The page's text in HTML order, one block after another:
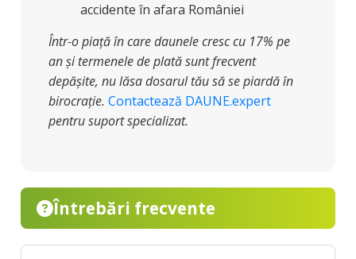
accidente în afara României
Într-o piață în care daunele cresc cu 17% pe
an și termenele de plată sunt frecvent
depășite, nu lăsa dosarul tău să se piardă în
birocrație.Contactează DAUNE.expert
pentru suport specializat.
Întrebări frecvente